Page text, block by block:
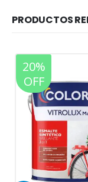
PRODUCTOS
20%
OFF